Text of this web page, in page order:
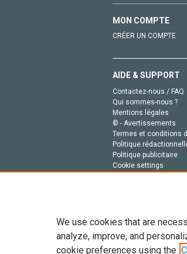
MON COMPTE
CRÉER UN COMPTE
AIDE & SUPPORT
Contactez-nous / FAQ
Qui sommes-nous ?
Mentions légales
© - Avertissements
Termes et conditions
Politique
Politique publicitaire
Cookie settings
Tout le contenu de ce
We use cookies that are
analyze, improve, and
cookie preferences using the